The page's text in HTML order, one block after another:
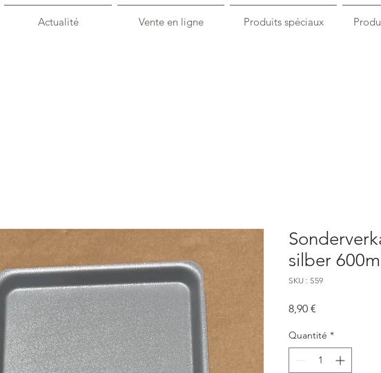
Actualité Vente en ligne Produits spéciaux
silber
SKU : S59
8,90 €
Quantité *